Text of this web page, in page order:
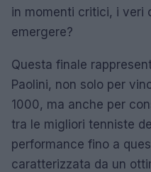
in momenti critici, i veri
emergere?
Questa finale
Paolini, non solo per
1000, ma anche per
tra le migliori tenniste
performance fino a
caratterizzata da un